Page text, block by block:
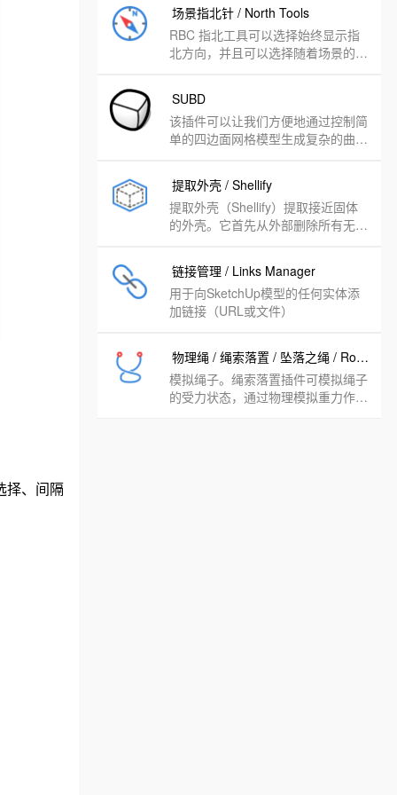
择、间隔
场景指北针 / North Tools
RBC 指北工具可以选择始终显示指
北方向，并且可以选择随着场景的变
SUBD
该插件可以让我们方便地通过控制简
单的四边面网格模型生成复杂的曲面
提取外壳 / Shellify
提取外壳（Shellify）提取接近固体
的外壳。它首先从外部删除所有无法
问的所有外部几何图形。
链接管理 / Links Manager
用于向SketchUp模型的任何实体添
加链接（URL或文件）
物理绳 / 绳索落置 / 坠落之绳 / Ropefall
模拟绳子。绳索落置插件可模拟绳子
的受力状态，通过物理模拟重力作用